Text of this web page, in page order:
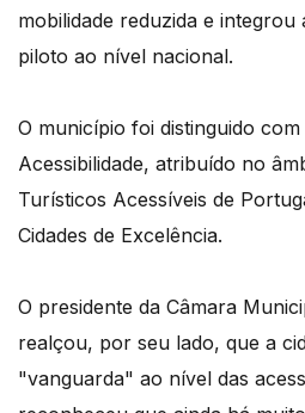
mobilidade reduzida e integrou
piloto ao nível nacional.
O município foi distinguido
Acessibilidade, atribuído no
Turísticos Acessíveis de
Cidades de Excelência.
O presidente da Câmara
realçou, por seu lado, que a
"vanguarda" ao nível das